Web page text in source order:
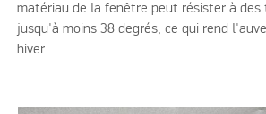
matériau de la fenêtre peut résister à
jusqu'à moins 38 degrés, ce qui rend
hiver.